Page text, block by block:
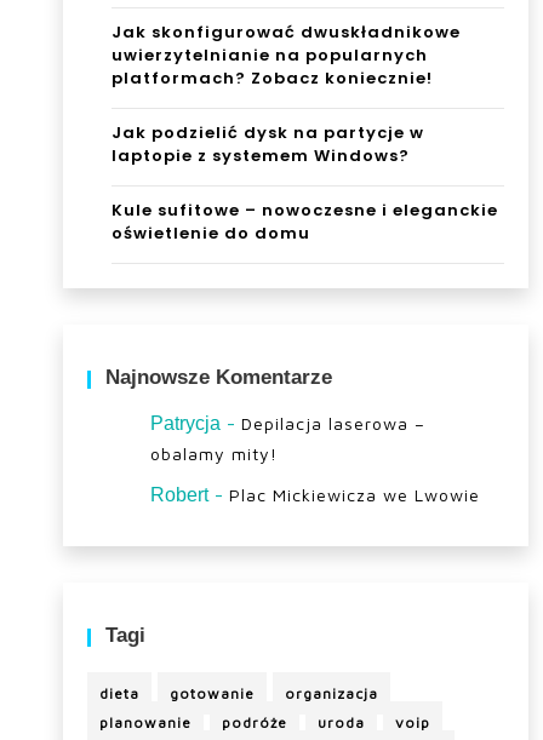
Jak skonfigurować dwuskładnikowe
uwierzytelnianie na popularnych
platformach? Zobacz koniecznie!
Jak podzielić dysk na partycje w
laptopie z systemem Windows?
Kule sufitowe – nowoczesne i eleganckie
oświetlenie do domu
Najnowsze Komentarze
Patrycja - Depilacja laserowa –
obalamy mity!
Robert- Plac Mickiewicza we Lwowie
Tagi
dieta gotowanie
organizacja
planowanie
podróże uroda
voip